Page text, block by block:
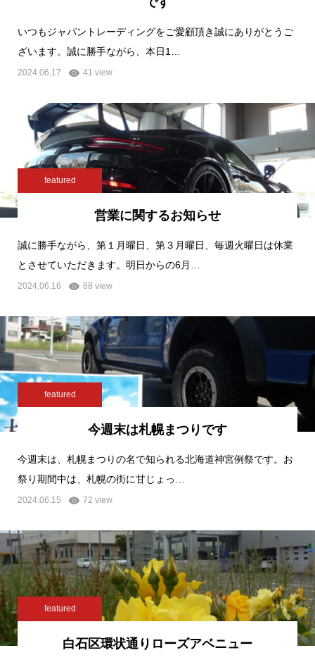
いつもジャパントレーディングをご愛顧頂き誠にありがとうご
ざいます。誠に勝手ながら、本日1…
2024.06.17 41 view
featured
営業に関するお知らせ
誠に勝手ながら、第１月曜日、第３月曜日、毎週火曜日は休業
とさせていただきます。明日からの6月…
2024.06.16 88 view
featured
今週末は札幌まつりです
今週末は、札幌まつりの名で知られる北海道神宮例祭です。お
祭り期間中は、札幌の街に甘じょっ…
2024.06.15 72 view
featured
白石区環状通りローズアベニュー